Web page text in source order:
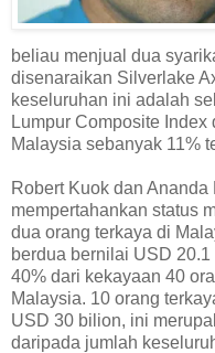
beliau menjual dua
disenaraikan Silverlake
keseluruhan ini adalah
Lumpur Composite
Malaysia sebanyak 11%
Robert Kuok dan Ananda
mempertahankan status
dua orang terkaya di
berdua bernilai USD
40% dari kekayaan 40
Malaysia. 10 orang
USD 30 bilion, ini
daripada jumlah